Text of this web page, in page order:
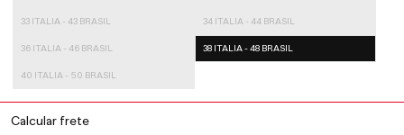
33 ITALIA - 43 BRASIL 34 ITALIA - 44 BRASIL
36 ITALIA - 46 BRASIL 38 ITALIA - 48 BRASIL
40 ITALIA - 50 BRASIL